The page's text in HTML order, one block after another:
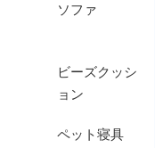
ソファ
ビーズクッシ
ョン
ペット寝具